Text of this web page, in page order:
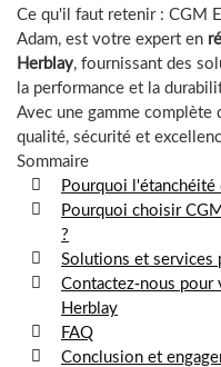
Ce qu'il faut retenir : CGM
Adam, est votre expert en
Herblay, fournissant des
la performance et la
Avec une gamme complète
qualité, sécurité et
Sommaire
Pourquoi
Pourquoi choisir
?
Solutions et services
Contactez-nous
Herblay
FAQ
Conclusion et